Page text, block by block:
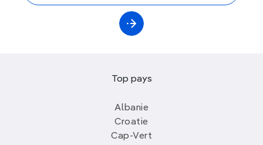
Top pays
Albanie
Croatie
Cap-Vert